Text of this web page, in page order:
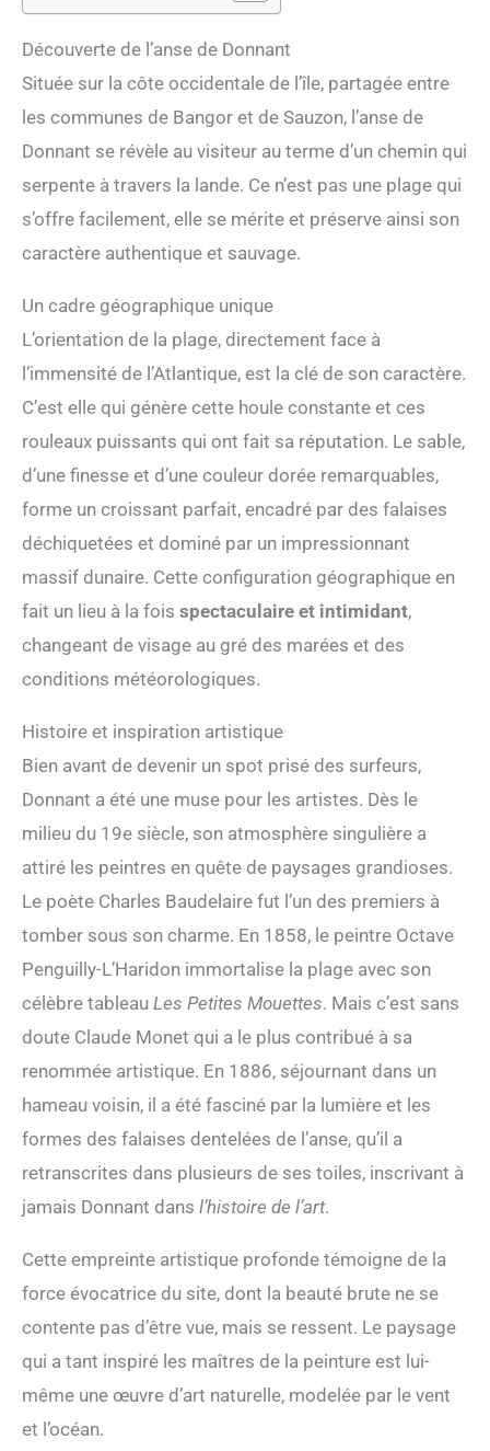
Découverte de l’anse de Donnant
Située sur la côte occidentale de l’île, partagée entre
les communes de Bangor et de Sauzon, l’anse de
Donnant se révèle au visiteur au terme d’un chemin qui
serpente à travers la lande. Ce n’est pas une plage qui
s’offre facilement, elle se mérite et préserve ainsi son
caractère authentique et sauvage.
Un cadre géographique unique
L’orientation de la plage, directement face à
l’immensité de l’Atlantique, est la clé de son caractère.
C’est elle qui génère cette houle constante et ces
rouleaux puissants qui ont fait sa réputation. Le sable,
d’une finesse et d’une couleur dorée remarquables,
forme un croissant parfait, encadré par des falaises
déchiquetées et dominé par un impressionnant
massif dunaire. Cette configuration géographique en
fait un lieu à la fois spectaculaire et intimidant,
changeant de visage au gré des marées et des
conditions météorologiques.
Histoire et inspiration artistique
Bien avant de devenir un spot prisé des surfeurs,
Donnant a été une muse pour les artistes. Dès le
milieu du 19e siècle, son atmosphère singulière a
attiré les peintres en quête de paysages grandioses.
Le poète Charles Baudelaire fut l’un des premiers à
tomber sous son charme. En 1858, le peintre Octave
Penguilly-L’Haridon immortalise la plage avec son
célèbre tableau Les Petites Mouettes. Mais c’est sans
doute Claude Monet qui a le plus contribué à sa
renommée artistique. En 1886, séjournant dans un
hameau voisin, il a été fasciné par la lumière et les
formes des falaises dentelées de l’anse, qu’il a
retranscrites dans plusieurs de ses toiles, inscrivant à
jamais Donnant dans l’histoire de l’art.
Cette empreinte artistique profonde témoigne de la
force évocatrice du site, dont la beauté brute ne se
contente pas d’être vue, mais se ressent. Le paysage
qui a tant inspiré les maîtres de la peinture est lui-
même une œuvre d’art naturelle, modelée par le vent
et l’océan.